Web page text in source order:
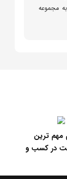
مجموعه
چیست ؟ -
خصوص آن